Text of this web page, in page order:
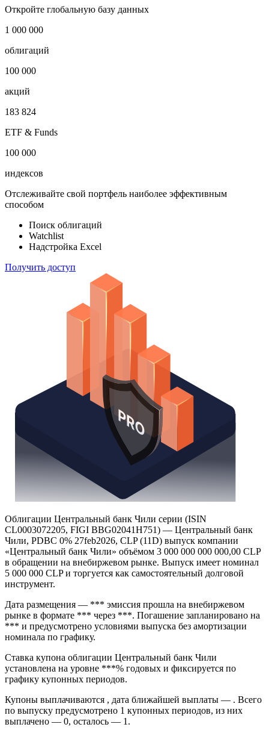
Откройте глобальную базу данных
1 000 000
облигаций
100 000
акций
183 824
ETF & Funds
100 000
индексов
Отслеживайте свой портфель наиболее эффективным
способом
Поиск облигаций
Watchlist
Надстройка Excel
Получить доступ
Облигации Центральный банк Чили серии (ISIN
CL0003072205, FIGI BBG02041H751) — Центральный банк
Чили, PDBC 0% 27feb2026, CLP (11D) выпуск компании
«Центральный банк Чили» объёмом 3 000 000 000 000,00 CLP
в обращении на внебиржевом рынке. Выпуск имеет номинал
5 000 000 CLP и торгуется как самостоятельный долговой
инструмент.
Дата размещения — *** эмиссия прошла на внебиржевом
рынке в формате *** через ***. Погашение запланировано на
*** и предусмотрено условиями выпуска без амортизации
номинала по графику.
Ставка купона облигации Центральный банк Чили
установлена на уровне ***% годовых и фиксируется по
графику купонных периодов.
Купоны выплачиваются , дата ближайшей выплаты — . Всего
по выпуску предусмотрено 1 купонных периодов, из них
выплачено — 0, осталось — 1.